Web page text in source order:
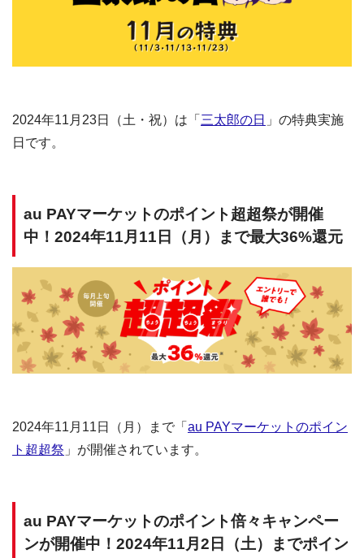
2024年11月23日（土・祝）は「 三太郎の日 」の特典実施
日です。
au PAYマーケットのポイント超超祭が開催
中！2024年11月11日（月）まで最大36%還元
2024年11月11日（月）まで「 au PAYマーケットのポイン
ト超超祭 」が開催されています。
au PAYマーケットのポイント倍々キャンペー
ンが開催中！2024年11月2日（土）までポイン